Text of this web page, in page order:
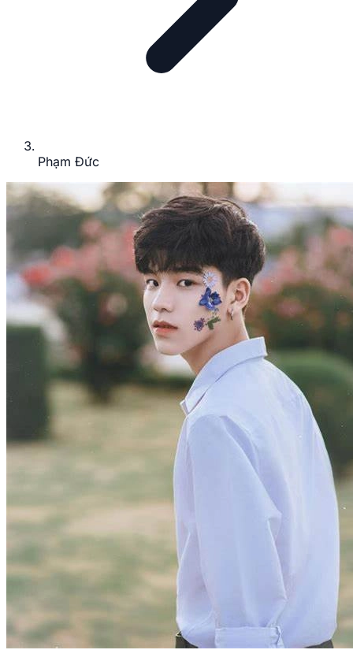
Phạm Đức